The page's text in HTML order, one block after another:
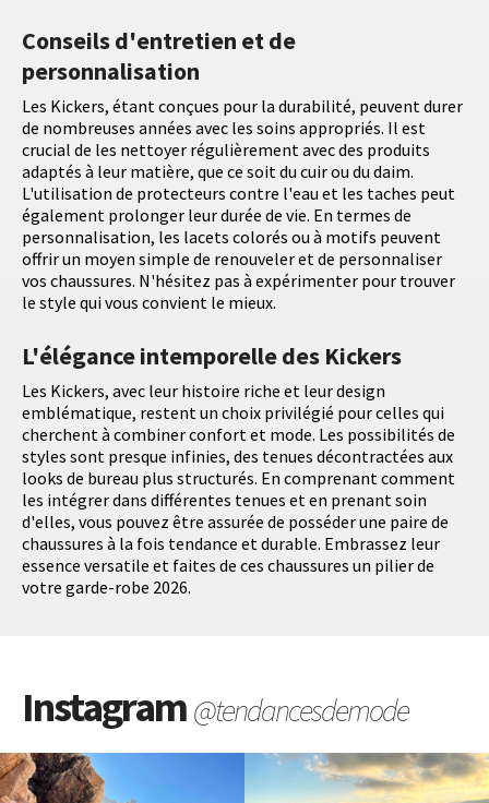
Conseils d'entretien et de
personnalisation
Les Kickers, étant conçues pour la durabilité, peuvent durer
de nombreuses années avec les soins appropriés. Il est
crucial de les nettoyer régulièrement avec des produits
adaptés à leur matière, que ce soit du cuir ou du daim.
L'utilisation de protecteurs contre l'eau et les taches peut
également prolonger leur durée de vie. En termes de
personnalisation, les lacets colorés ou à motifs peuvent
offrir un moyen simple de renouveler et de personnaliser
vos chaussures. N'hésitez pas à expérimenter pour trouver
le style qui vous convient le mieux.
L'élégance intemporelle des Kickers
Les Kickers, avec leur histoire riche et leur design
emblématique, restent un choix privilégié pour celles qui
cherchent à combiner confort et mode. Les possibilités de
styles sont presque infinies, des tenues décontractées aux
looks de bureau plus structurés. En comprenant comment
les intégrer dans différentes tenues et en prenant soin
d'elles, vous pouvez être assurée de posséder une paire de
chaussures à la fois tendance et durable. Embrassez leur
essence versatile et faites de ces chaussures un pilier de
votre garde-robe 2026.
Instagram@tendancesdemode